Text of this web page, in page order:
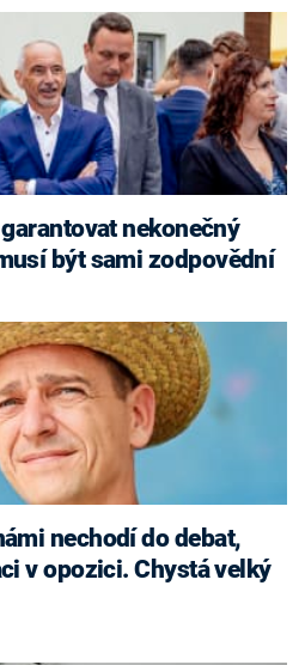
být sami zodpovědní
nechodí do debat,
v opozici. Chystá velký